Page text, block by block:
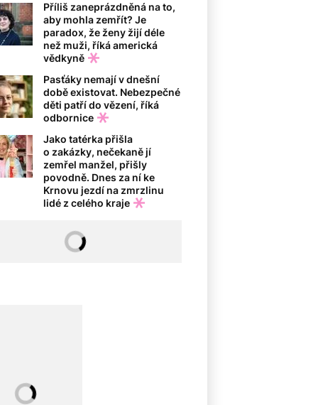
Příliš zaneprázdněná na to,
aby mohla zemřít? Je
paradox, že ženy žijí déle
než muži, říká americká
vědkyně
Pasťáky nemají v dnešní
době existovat. Nebezpečné
děti patří do vězení, říká
odbornice
Jako tatérka přišla
o zakázky, nečekaně jí
zemřel manžel, přišly
povodně. Dnes za ní ke
Krnovu jezdí na zmrzlinu
lidé z celého kraje